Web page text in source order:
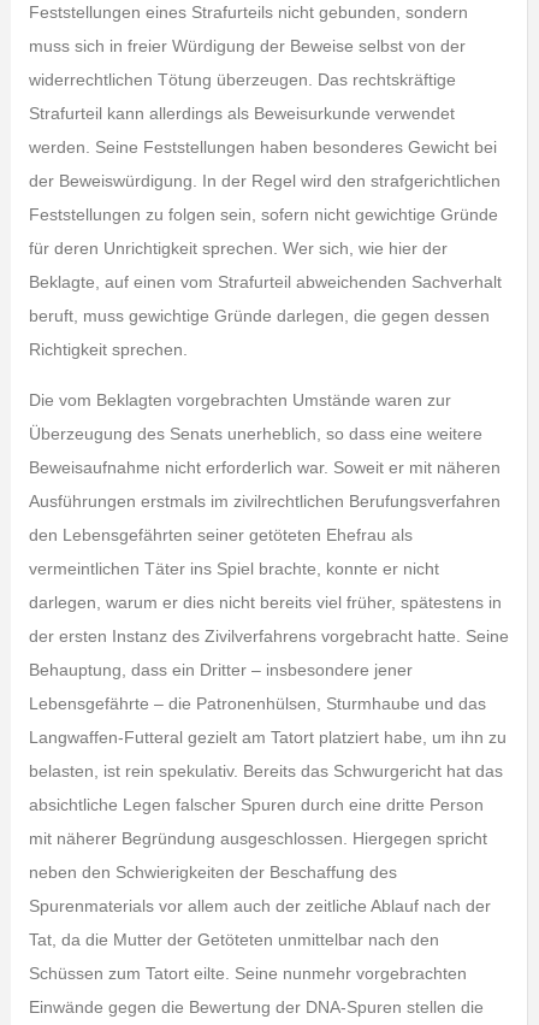
Feststellungen eines Strafurteils nicht gebunden, sondern
muss sich in freier Würdigung der Beweise selbst von der
widerrechtlichen Tötung überzeugen. Das rechtskräftige
Strafurteil kann allerdings als Beweisurkunde verwendet
werden. Seine Feststellungen haben besonderes Gewicht bei
der Beweiswürdigung. In der Regel wird den strafgerichtlichen
Feststellungen zu folgen sein, sofern nicht gewichtige Gründe
für deren Unrichtigkeit sprechen. Wer sich, wie hier der
Beklagte, auf einen vom Strafurteil abweichenden Sachverhalt
beruft, muss gewichtige Gründe darlegen, die gegen dessen
Richtigkeit sprechen.
Die vom Beklagten vorgebrachten Umstände waren zur
Überzeugung des Senats unerheblich, so dass eine weitere
Beweisaufnahme nicht erforderlich war. Soweit er mit näheren
Ausführungen erstmals im zivilrechtlichen Berufungsverfahren
den Lebensgefährten seiner getöteten Ehefrau als
vermeintlichen Täter ins Spiel brachte, konnte er nicht
darlegen, warum er dies nicht bereits viel früher, spätestens in
der ersten Instanz des Zivilverfahrens vorgebracht hatte. Seine
Behauptung, dass ein Dritter – insbesondere jener
Lebensgefährte – die Patronenhülsen, Sturmhaube und das
Langwaffen-Futteral gezielt am Tatort platziert habe, um ihn zu
belasten, ist rein spekulativ. Bereits das Schwurgericht hat das
absichtliche Legen falscher Spuren durch eine dritte Person
mit näherer Begründung ausgeschlossen. Hiergegen spricht
neben den Schwierigkeiten der Beschaffung des
Spurenmaterials vor allem auch der zeitliche Ablauf nach der
Tat, da die Mutter der Getöteten unmittelbar nach den
Schüssen zum Tatort eilte. Seine nunmehr vorgebrachten
Einwände gegen die Bewertung der DNA-Spuren stellen die